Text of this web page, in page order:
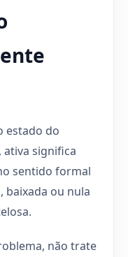
estado do
ativa significa
sentido formal
baixada ou nula
não trate